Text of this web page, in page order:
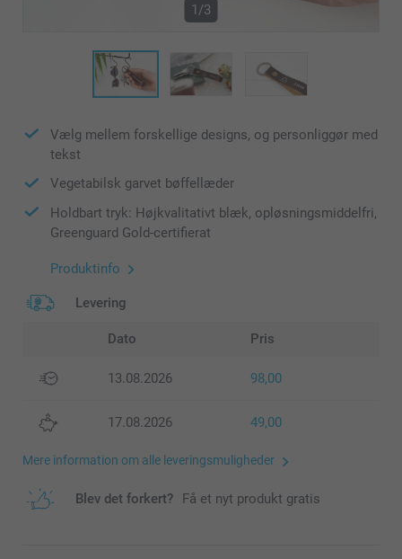
1/3
Vælg mellem forskellige designs, og personliggør med
tekst
Vegetabilsk garvet bøffellæder
Holdbart tryk: Højkvalitativt blæk, opløsningsmiddelfri,
Greenguard Gold-certifierat
Produktinfo
Levering
Dato Pris
13.08.2026 98,00
17.08.2026 49,00
Mere information om alle leveringsmuligheder
Blev det forkert? Få et nyt produkt gratis